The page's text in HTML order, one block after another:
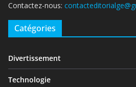
Contactez-nous:
Catégories
Divertissement
Technologie